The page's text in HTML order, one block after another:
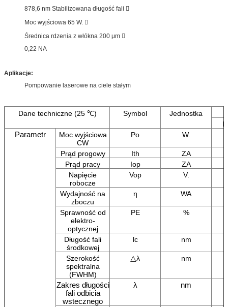
878,6 nm Stabilizowana długość fali 
Moc wyjściowa 65 W. 
Średnica rdzenia z włókna 200 μm 
0,22 NA
Aplikacje:
Pompowanie laserowe na ciele stałym
Dane techniczne (25 ℃) Symbol
Jednostka
Parametr
Moc wyjściowa
CW
Po W.
Prąd progowy Ith
ZA
Prąd pracy
Iop
ZA
Napięcie
robocze
Vop V.
Wydajność na
zboczu
η WA
Sprawność od
elektro-
optycznej
PE %
Długość fali
środkowej
lc nm
Szerokość
spektralna
(FWHM)
△λ nm
Zakres długości
fali odbicia
wstecznego
λ nm